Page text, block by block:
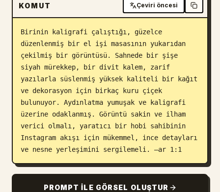
Blog
Güncellemeler
KOMUT Çeviri öncesi
Birinin kaligrafi çalıştığı, güzelce
düzenlenmiş bir el işi masasının yukarıdan
çekilmiş bir görüntüsü. Sahnede bir şişe
siyah mürekkep, bir divit kalem, zarif
yazılarla süslenmiş yüksek kaliteli bir kağıt
ve dekorasyon için birkaç kuru çiçek
bulunuyor. Aydınlatma yumuşak ve kaligrafi
üzerine odaklanmış. Görüntü sakin ve ilham
verici olmalı, yaratıcı bir hobi sahibinin
Instagram akışı için mükemmel, ince detayları
ve nesne yerleşimini sergilemeli. –ar 1:1
PROMPT ILE GÖRSEL OLUŞTUR